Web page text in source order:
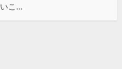
「本気でツールを使いこなす」喜田剛 アンダーアーマーを”No1ブランド”にするためのプロモーション施策とは？